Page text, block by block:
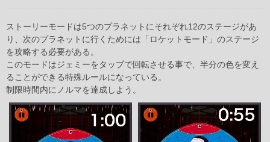
ストーリーモードは5つのプラネットにそれぞれ12のステージがあ
り、次のプラネットに行くためには「ロケットモード」のステージ
を攻略する必要がある。
このモードはジェミーをタップで回転させる事で、半分の色を変え
ることができる特殊ルールになっている。
制限時間内にノルマを達成しよう。